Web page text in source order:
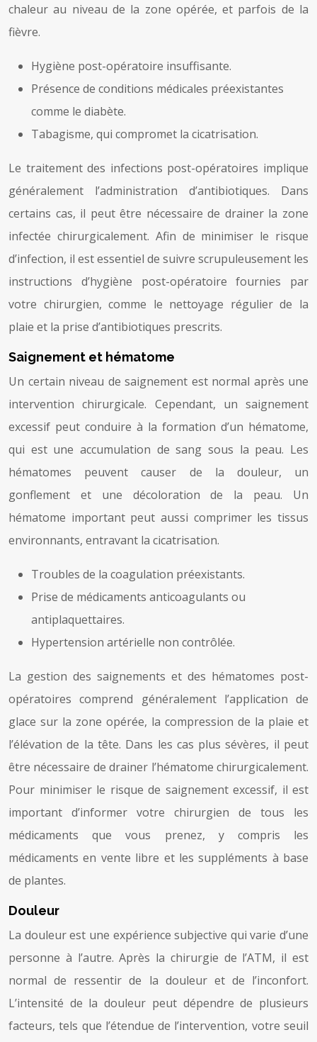
chaleur au niveau de la zone opérée, et parfois de la
fièvre.
Hygiène post-opératoire insuffisante.
Présence de conditions médicales préexistantes
comme le diabète.
Tabagisme, qui compromet la cicatrisation.
Le traitement des infections post-opératoires implique
généralement l’administration d’antibiotiques. Dans
certains cas, il peut être nécessaire de drainer la zone
infectée chirurgicalement. Afin de minimiser le risque
d’infection, il est essentiel de suivre scrupuleusement les
instructions d’hygiène post-opératoire fournies par
votre chirurgien, comme le nettoyage régulier de la
plaie et la prise d’antibiotiques prescrits.
Saignement et hématome
Un certain niveau de saignement est normal après une
intervention chirurgicale. Cependant, un saignement
excessif peut conduire à la formation d’un hématome,
qui est une accumulation de sang sous la peau. Les
hématomes peuvent causer de la douleur, un
gonflement et une décoloration de la peau. Un
hématome important peut aussi comprimer les tissus
environnants, entravant la cicatrisation.
Troubles de la coagulation préexistants.
Prise de médicaments anticoagulants ou
antiplaquettaires.
Hypertension artérielle non contrôlée.
La gestion des saignements et des hématomes post-
opératoires comprend généralement l’application de
glace sur la zone opérée, la compression de la plaie et
l’élévation de la tête. Dans les cas plus sévères, il peut
être nécessaire de drainer l’hématome chirurgicalement.
Pour minimiser le risque de saignement excessif, il est
important d’informer votre chirurgien de tous les
médicaments que vous prenez, y compris les
médicaments en vente libre et les suppléments à base
de plantes.
Douleur
La douleur est une expérience subjective qui varie d’une
personne à l’autre. Après la chirurgie de l’ATM, il est
normal de ressentir de la douleur et de l’inconfort.
L’intensité de la douleur peut dépendre de plusieurs
facteurs, tels que l’étendue de l’intervention, votre seuil